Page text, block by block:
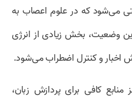
می‌شود که در علوم اعصاب به
وضعیت، بخش زیادی از انرژی
اخبار و کنترل اضطراب می‌شود.
کافی برای پردازش زبان،